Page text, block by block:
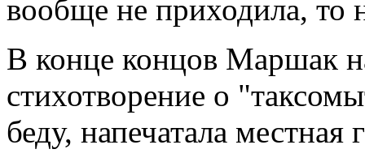
вообще не приходила, то
В конце концов Маршак
стихотворение о
беду, напечатала местная